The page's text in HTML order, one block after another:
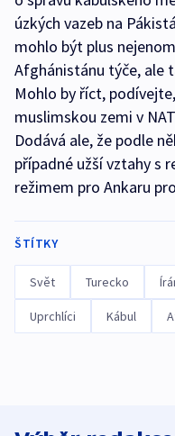
úzkých vazeb na
mohlo být plus
Afghánistánu týče, ale
Mohlo by říct,
muslimskou zemi v
Dodává ale, že podle
případné užší vztahy s
režimem pro Ankaru
ŠTÍTKY
Svět Turecko
Uprchlíci Kábul